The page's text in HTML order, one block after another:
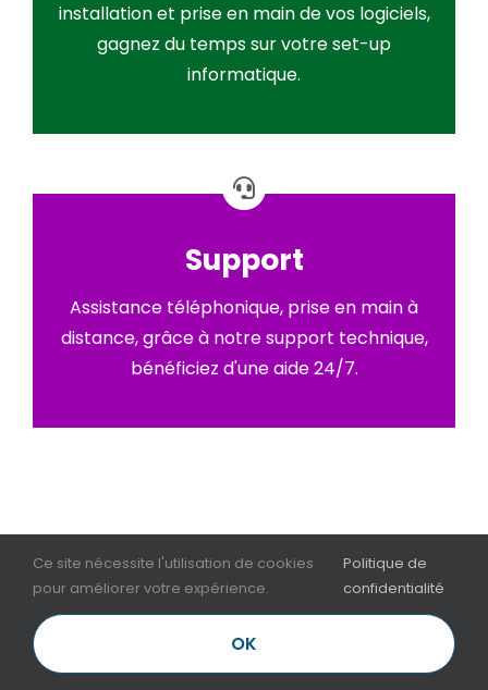
installation et prise en main de vos logiciels,
gagnez du temps sur votre set-up
informatique.
Support
Assistance téléphonique, prise en main à
distance, grâce à notre support technique,
bénéficiez d'une aide 24/7.
Ce site nécessite l'utilisation de cookies
pour améliorer votre expérience.
Politique de
confidentialité
OK